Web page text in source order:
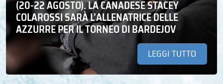
(20-22 AGOSTO). LA CANADESE STACEY
COLAROSSI SARÀ L’ALLENATRICE DELLE
AZZURRE PER IL TORNEO DI BARDEJOV
LEGGI TUTTO